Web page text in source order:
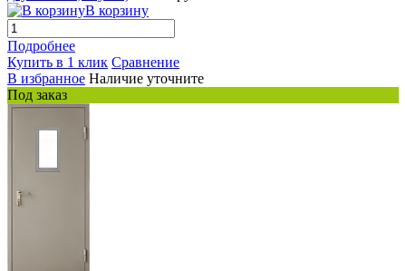
В корзину
Подробнее
Купить в 1 клик Сравнение
В избранное Наличие уточните
Под заказ